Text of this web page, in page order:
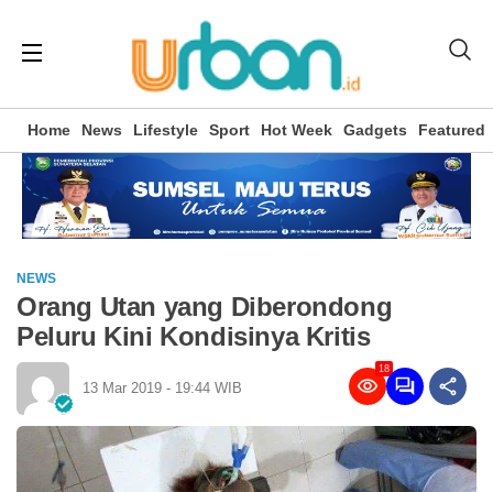
Home News Lifestyle Sport Hot Week Gadgets Featured
NEWS
Orang Utan yang Diberondong
Peluru Kini Kondisinya Kritis
13 Mar 2019 - 19:44 WIB
18